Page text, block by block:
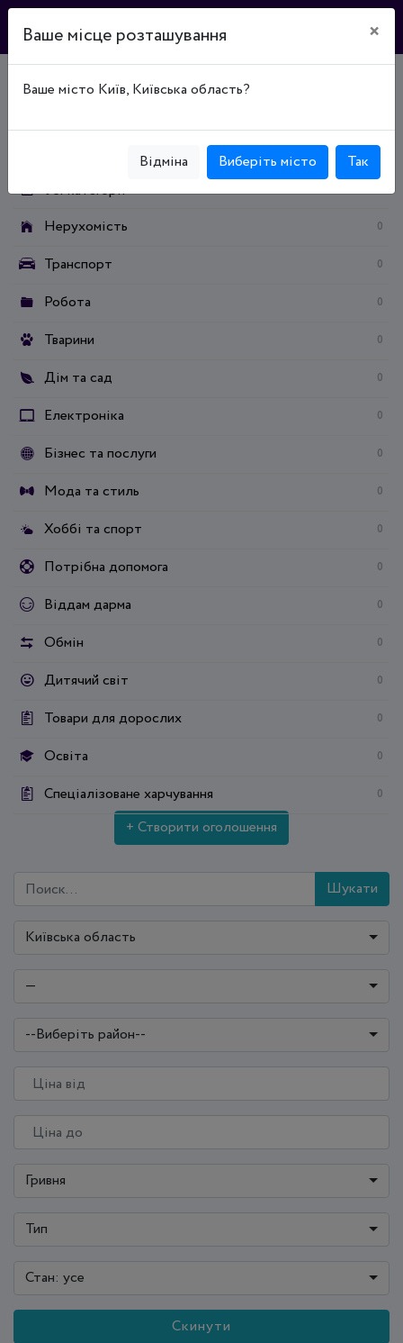
Дошка оголошень
Усі категорії
Нерухомість
0
Транспорт 0
Робота 0
Тварини 0
Дім та сад 0
Електроніка 0
Бізнес та послуги 0
Мода та стиль 0
Хоббі та спорт 0
Потрібна допомога 0
Віддам дарма 0
Обмін 0
Дитячий світ 0
Товари для дорослих 0
Освіта 0
Спеціалізоване харчування 0
+ Створити оголошення
Шукати
Київська область
—
--Виберіть район--
Гривня
Тип
Стан: усе
Скинути
Ваше місце розташування ×
Ваше місто Київ, Київська область?
Відміна Виберіть місто Так